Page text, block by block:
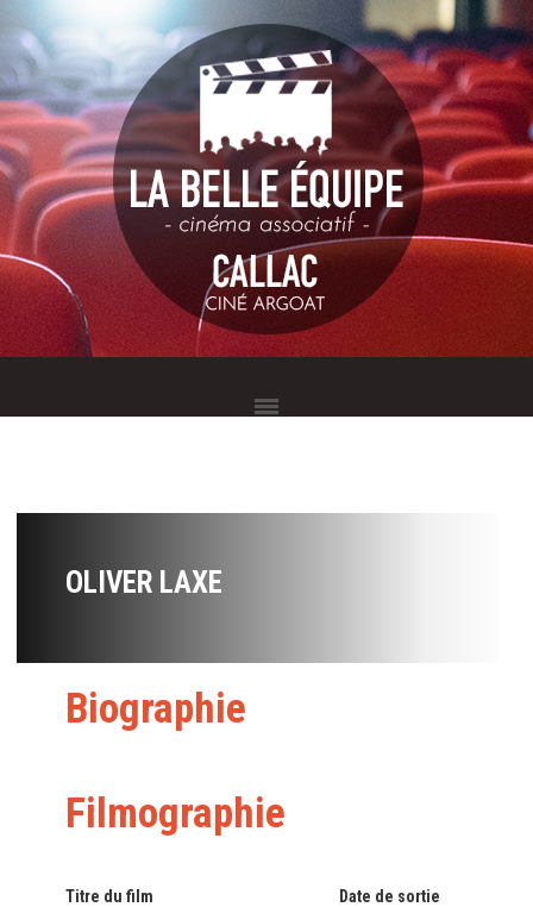
OLIVER LAXE
Biographie
Filmographie
Titre du film Date de sortie